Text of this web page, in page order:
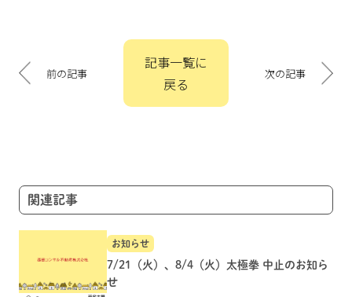
稿
ナ
ョ
ン
前の記事
記事一覧に
戻る
次の記事
関連記事
お知らせ
7/21（火）、8/4（火）太極拳 中止のお知ら
せ